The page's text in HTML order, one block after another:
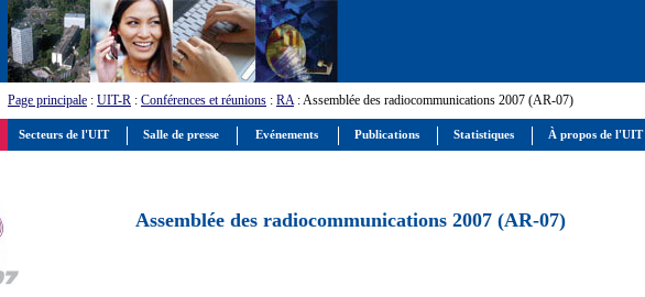
Page principale : UIT-R : Conférences et réunions : RA: Assemblée des radiocommunications 2007 (AR-07)
Assemblée des radiocommunications 2007 (AR-07)
Secteurs de l'UIT Salle de presse Evénements Publications Statistiques À propos de l'UIT